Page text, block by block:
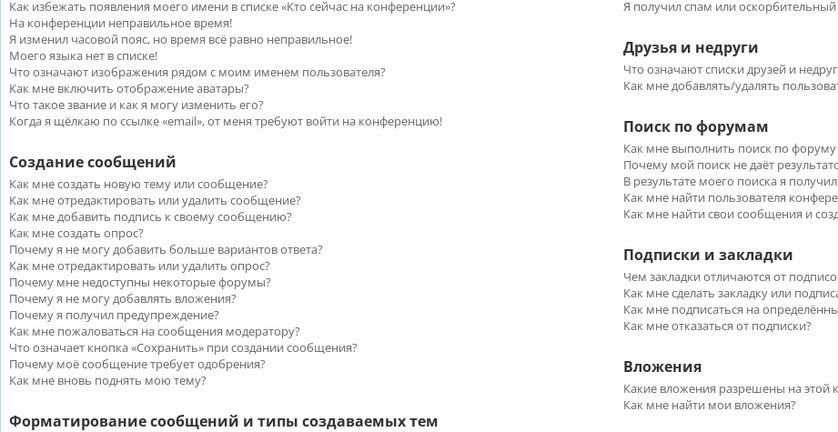
Как избежать появления моего имени в списке «Кто сейчас на конференции»?
На конференции неправильное время!
Я изменил часовой пояс, но время всё равно неправильное!
Моего языка нет в списке!
Что означают изображения рядом с моим именем пользователя?
Как мне включить отображение аватары?
Что такое звание и как я могу изменить его?
Когда я щёлкаю по ссылке «email», от меня требуют войти на конференцию!
Создание сообщений
Как мне создать новую тему или сообщение?
Как мне отредактировать или удалить сообщение?
Как мне добавить подпись к своему сообщению?
Как мне создать опрос?
Почему я не могу добавить больше вариантов ответа?
Как мне отредактировать или удалить опрос?
Почему мне недоступны некоторые форумы?
Почему я не могу добавлять вложения?
Почему я получил предупреждение?
Как мне пожаловаться на сообщения модератору?
Что означает кнопка «Сохранить» при создании сообщения?
Почему моё сообщение требует одобрения?
Как мне вновь поднять мою тему?
Форматирование сообщений и типы создаваемых тем
Я получил спам или
Друзья и недруги
Что означают списки друзей и
Как мне добавлять/удалять
Поиск по форумам
Как мне выполнить поиск по
Почему мой поиск не даёт
В результате моего поиска я
Как мне найти пользователя
Как мне найти свои сообщения и
Подписки и закладки
Чем закладки отличаются от
Как мне сделать закладку или
Как мне подписаться на
Как мне отказаться от подписки?
Вложения
Какие вложения разрешены на этой
Как мне найти мои вложения?